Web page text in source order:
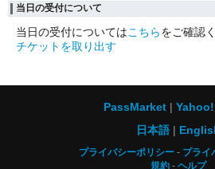
当日の受付について
当日の受付についてはこちらをご確認
チケットを取り出す
PassMarket
日本語
プライバシーポリシー
プライ
規約
ヘルプ